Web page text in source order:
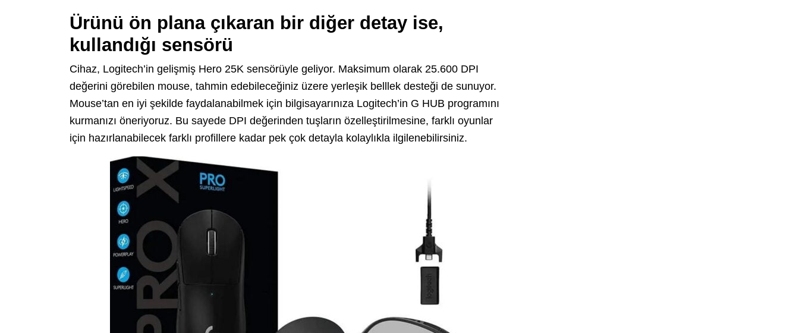
Ürünü ön plana çıkaran bir diğer detay ise,
kullandığı sensörü
Cihaz, Logitech’in gelişmiş Hero 25K sensörüyle geliyor. Maksimum olarak 25.600 DPI
değerini görebilen mouse, tahmin edebileceğiniz üzere yerleşik belllek desteği de sunuyor.
Mouse’tan en iyi şekilde faydalanabilmek için bilgisayarınıza Logitech’in G HUB programını
kurmanızı öneriyoruz. Bu sayede DPI değerinden tuşların özelleştirilmesine, farklı oyunlar
için hazırlanabilecek farklı profillere kadar pek çok detayla kolaylıkla ilgilenebilirsiniz.